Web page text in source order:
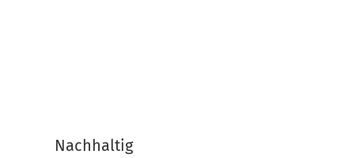
Nachhaltig